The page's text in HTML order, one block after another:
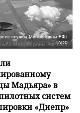
служба Минобороны РФ/
ТАСС
Мадьяра» в
систем
«Днепр»